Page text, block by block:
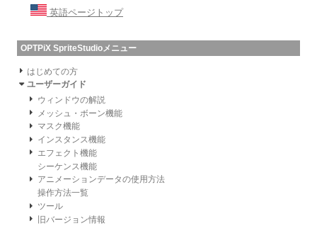
英語ページトップ
OPTPiX SpriteStudioメニュー
はじめての方
ユーザーガイド
ウィンドウの解説
メッシュ・ボーン機能
マスク機能
インスタンス機能
エフェクト機能
シーケンス機能
アニメーションデータの使用方法
操作方法一覧
ツール
旧バージョン情報